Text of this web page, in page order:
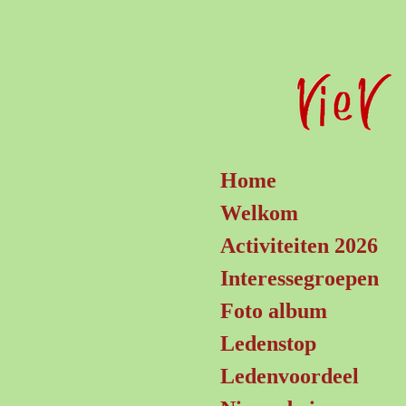
Home
Welkom
Activiteiten 2026
Interessegroepen
Foto album
Ledenstop
Ledenvoordeel